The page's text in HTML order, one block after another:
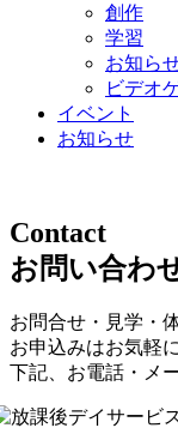
創作
学習
お知ら
ビデオ
イベント
お知らせ
Contact
お問い合わ
お問合せ・見学・
お申込みはお気軽
下記、お電話・メ